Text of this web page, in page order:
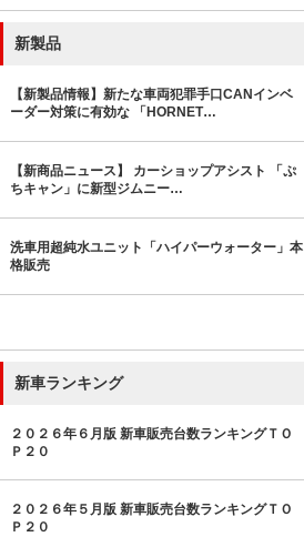
新製品
【新製品情報】新たな車両犯罪手口CANインベ
ーダー対策に有効な 「HORNET…
【新商品ニュース】 カーショップアシスト 「ぷ
ちキャン」に新型ジムニー…
洗車用超純水ユニット「ハイパーウォーター」本
格販売
新車ランキング
２０２６年６月版 新車販売台数ランキングＴＯ
Ｐ２０
２０２６年５月版 新車販売台数ランキングＴＯ
Ｐ２０